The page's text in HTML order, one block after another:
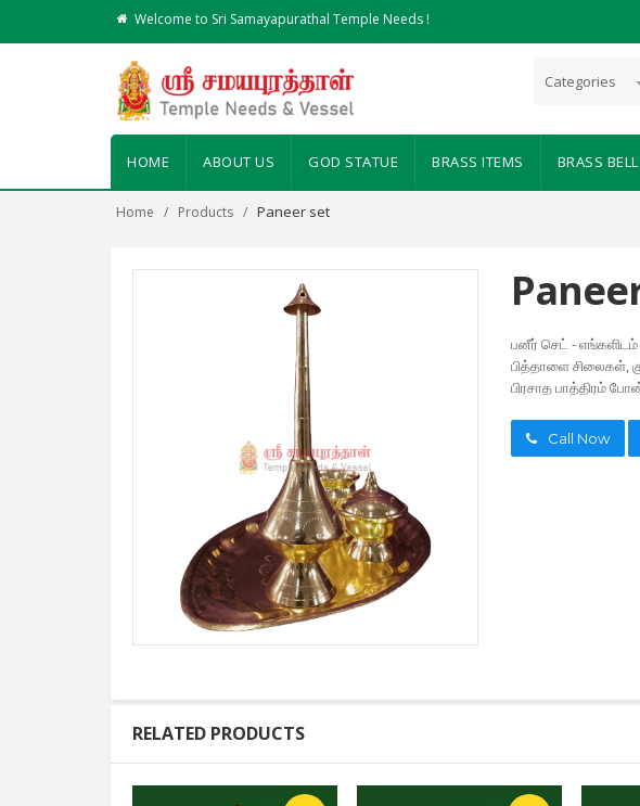
Welcome to Sri Samayapurathal Temple Needs !
Categories
HOME ABOUT US GOD STATUE BRASS ITEMS BRASS BELL
Home Products Paneer set
பனீர் செட் -
பித்தாளை சிலைகள்,
பிரசாத பாத்திரம்
Call Now
RELATED PRODUCTS